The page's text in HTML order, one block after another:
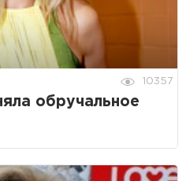
10357
обручальное